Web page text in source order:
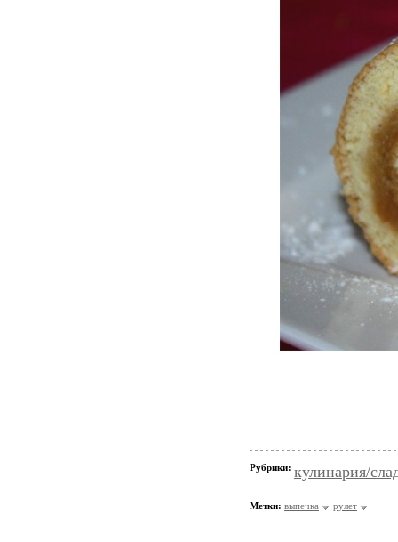
Рубрики: кулинария/
Метки: выпечка рулет